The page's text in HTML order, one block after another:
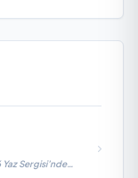
Sergisi’nde